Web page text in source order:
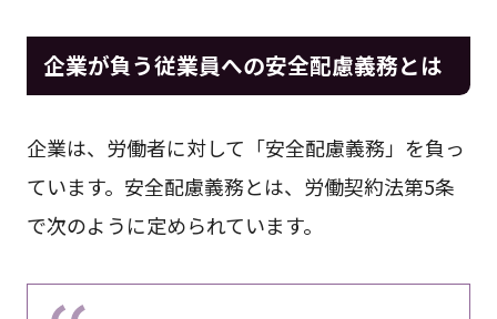
企業が負う従業員への安全配慮義務とは
企業は、労働者に対して「安全配慮義務」を負っ
ています。安全配慮義務とは、労働契約法第5条
で次のように定められています。